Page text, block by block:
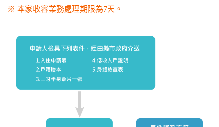
※ 本家收容業務處理期限為7天。